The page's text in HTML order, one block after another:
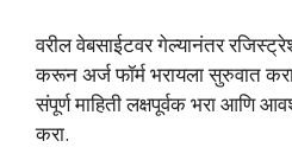
वरील वेबसाईटवर गेल्यानंतर
करून अर्ज फॉर्म भरायला सुरुवात
संपूर्ण माहिती लक्षपूर्वक भरा आणि
करा.